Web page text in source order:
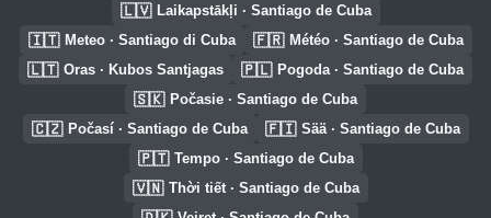
🇱🇻 Laikapstākļi · Santiago de Cuba
🇮🇹 Meteo · Santiago di Cuba 🇫🇷 Météo · Santiago de Cuba
🇱🇹 Oras · Kubos Santjagas 🇵🇱 Pogoda · Santiago de Cuba
🇸🇰 Počasie · Santiago de Cuba
🇨🇿 Počasí · Santiago de Cuba 🇫🇮 Sää · Santiago de Cuba
🇵🇹 Tempo · Santiago de Cuba
🇻🇳 Thời tiết · Santiago de Cuba